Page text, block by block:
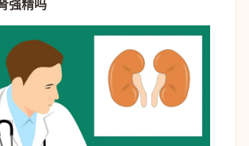
强精吗